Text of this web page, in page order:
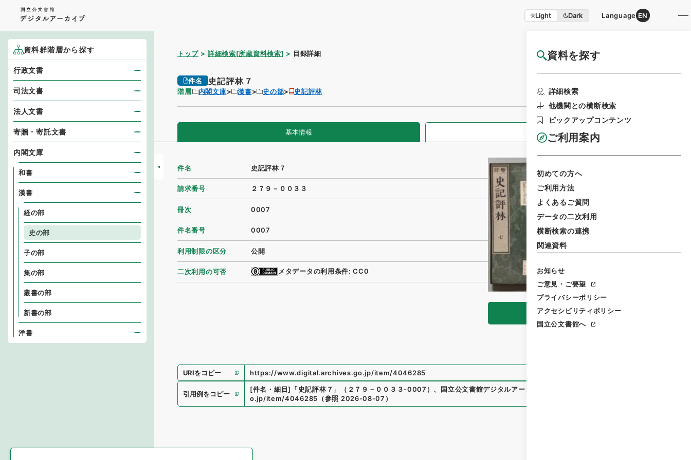
Light Dark Language EN
資料を探す
詳細検索
他機関との横断検索
ピックアップコンテンツ
ご利用案内
初めての方へ
ご利用方法
よくあるご質問
データの二次利用
横断検索の連携
関連資料
お知らせ
ご意見・ご要望
プライバシーポリシー
アクセシビリティポリシー
国立公文書館へ
トップ 詳細検索[所蔵資料検索] 目録詳細 国立公文書館HP利用案内
件名 史記評林７
階層 内閣文庫 漢書 史の部 史記評林
基本情報 全ての情報
閲覧
件名 史記評林７
請求番号 ２７９－００３３
冊次 0007
件名番号 0007
利用制限の区分 公開
二次利用の可否 メタデータの利用条件: CC0
URIをコピー https://www.digital.archives.go.jp/item/4046285
引用例をコピー
[件名・細目] 「史記評林７ 」 （ ２７９－００３３-0007 ） 、 国立公文書館デジタルアーカイブ
o.jp/item/4046285 （参照 2026-08-07 ）
資料群階層から探す
行政文書
司法文書
法人文書
寄贈・寄託文書
内閣文庫
和書
漢書
経の部
史の部
子の部
集の部
叢書の部
新書の部
洋書